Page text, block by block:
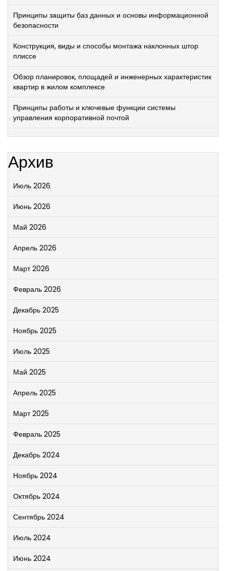
Принципы защиты баз данных и основы информационной
безопасности
Конструкция, виды и способы монтажа наклонных штор
плиссе
Обзор планировок, площадей и инженерных характеристик
квартир в жилом комплексе
Принципы работы и ключевые функции системы
управления корпоративной почтой
Архив
Июль 2026
Июнь 2026
Май 2026
Апрель 2026
Март 2026
Февраль 2026
Декабрь 2025
Ноябрь 2025
Июль 2025
Май 2025
Апрель 2025
Март 2025
Февраль 2025
Декабрь 2024
Ноябрь 2024
Октябрь 2024
Сентябрь 2024
Июль 2024
Июнь 2024